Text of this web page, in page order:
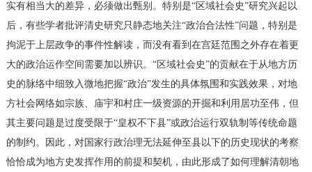
实有相当大的差异，必须做出甄别。特别是“区域社会史”研究兴起以
后，有些学者批评清史研究只静态地关注“政治合法性”问题，特别是
拘泥于上层政争的事件性解读，而没有看到在宫廷范围之外存在着更
大的政治运作空间需要加以辨识。“区域社会史”的贡献在于从地方历
史的脉络中细致入微地把握“政治”发生的具体氛围和实践效果，对地
方社会网络如宗族、庙宇和村庄一级资源的开掘和利用居功至伟，但
其主要问题是过度受限于“皇权不下县”或政治运行双轨制等传统命题
的制约。因此，对国家行政治理无法延伸至县以下的历史现状的考察
恰恰成为地方史发挥作用的前提和契机，由此形成了如何理解清朝地